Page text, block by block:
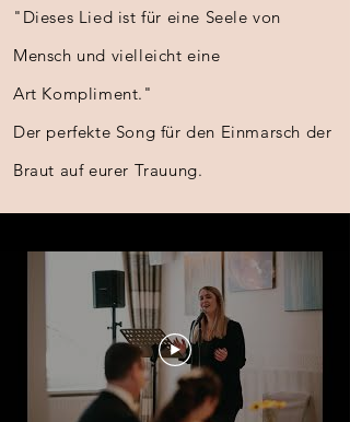
"Dieses Lied ist für eine Seele von
Mensch und vielleicht eine
Art Kompliment."
Der perfekte Song für den Einmarsch der
Braut auf eurer Trauung.